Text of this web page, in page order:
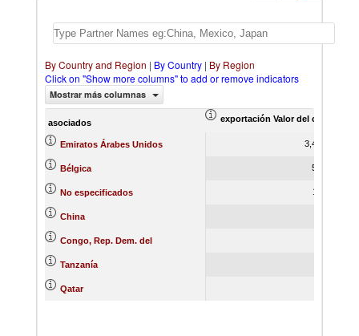
By Country and Region | By Country | By Region
Click on "Show more columns" to add or remove indicators
Mostrar más columnas
asociados exportación Valor del comercio
Emiratos Árabes Unidos 3,405.72
Bélgica 524.83
No especificados 115.60
China
Congo, Rep. Dem. del
Tanzanía
Qatar